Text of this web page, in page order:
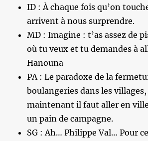
ID : À chaque fois qu’on
arrivent à nous surprendre.
MD : Imagine : t’as assez de
où tu veux et tu demandes à
Hanouna
PA : Le paradoxe de la
boulangeries dans les villages,
maintenant il faut aller en
un pain de campagne.
SG : Ah… Philippe Val… Pour